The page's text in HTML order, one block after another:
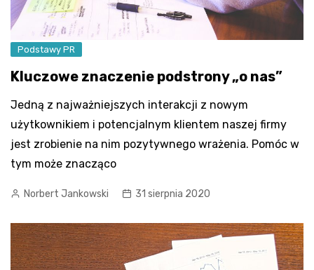
Podstawy PR
Kluczowe znaczenie podstrony „o nas”
Jedną z najważniejszych interakcji z nowym
użytkownikiem i potencjalnym klientem naszej firmy
jest zrobienie na nim pozytywnego wrażenia. Pomóc w
tym może znacząco
Norbert Jankowski 31 sierpnia 2020